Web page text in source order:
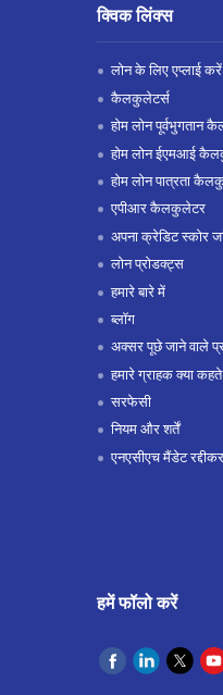
क्विक लिंक्स
लोन के लिए एप्लाई करें
कैलकुलेटर्स
होम लोन पूर्वभुगतान
होम लोन ईएमआई
होम लोन पात्रता
एपीआर कैलकुलेटर
अपना क्रेडिट स्कोर
लोन प्रोडक्ट्स
हमारे बारे में
ब्लॉग
अक्सर पूछे जाने वाले
हमारे ग्राहक क्या
सरफेसी
नियम और शर्तें
एनएसीएच मैंडेट
हमें फॉलो करें